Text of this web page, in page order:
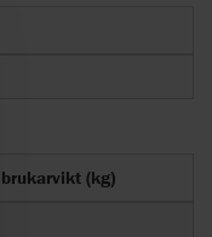
brukarvikt (kg)